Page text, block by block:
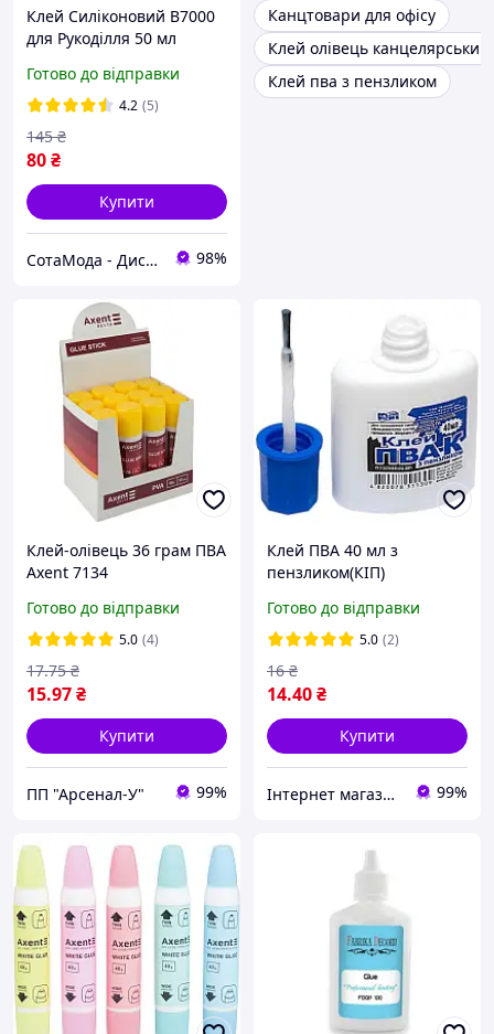
Клей Силіконовий B7000
для Рукоділля 50 мл
Готово до відправки
4.2 (5)
80₴
145 ₴
Купити
СотаМода - Дискаунтер аксесуарів 98%
Канцтовари для офісу
Клей олівець канцелярський
Клей пва з пензликом
Клей-олівець 36 грам ПВА
Axent 7134
Готово до відправки
5.0 (4)
15.97₴
17.75 ₴
Купити
ПП "Арсенал-У" 99%
Клей ПВА 40 мл з
пензликом(КІП)
Готово до відправки
5.0 (2)
14.40₴
16 ₴
Купити
Інтернет магазин ТерЛайн 99%